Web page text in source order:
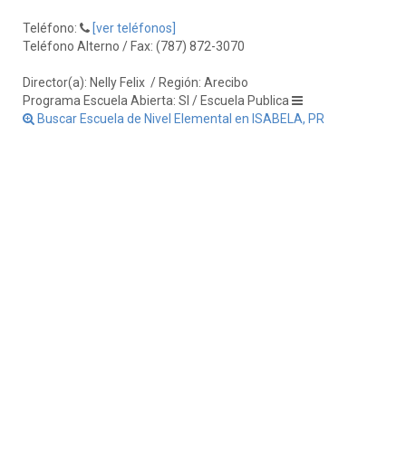
Teléfono:
[ver teléfonos]
Teléfono Alterno / Fax: (787) 872-3070
Director(a): Nelly Felix / Región: Arecibo
Programa Escuela Abierta: SI / Escuela Publica
Buscar Escuela de Nivel Elemental en ISABELA, PR